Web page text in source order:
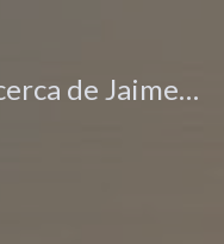
de Jaime…